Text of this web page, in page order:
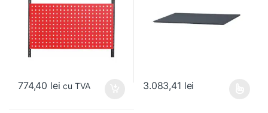
774,40 lei cu TVA 3.083,41 lei